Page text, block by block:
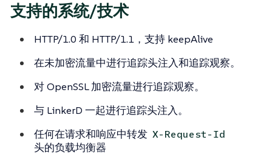
支持的系统/技术
HTTP/1.0 和 HTTP/1.1，支持 keepAlive
在未加密流量中进行追踪头注入和追踪观察。
对 OpenSSL 加密流量进行追踪观察。
与 LinkerD 一起进行追踪头注入。
任何在请求和响应中转发 X-Request-Id
头的负载均衡器